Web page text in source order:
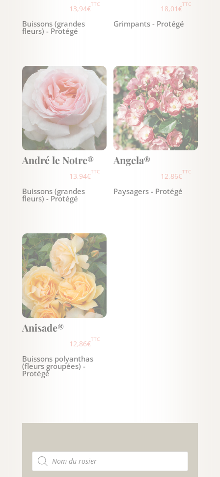
13,94€TTC
Buissons (grandes
fleurs) - Protégé
18,01€TTC
Grimpants - Protégé
André le Notre®
13,94€TTC
Buissons (grandes
fleurs) - Protégé
Angela®
12,86€TTC
Paysagers - Protégé
Anisade®
12,86€TTC
Buissons polyanthas
(fleurs groupées) -
Protégé
Recherche de produits